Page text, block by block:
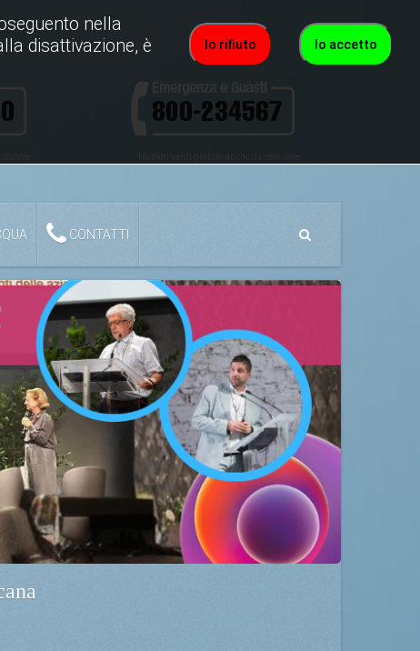
CONTATTI
Io accetto
Io rifiuto
nella
disattivazione, è